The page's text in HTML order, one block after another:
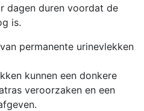
dagen duren voordat de
is.
permanente urinevlekken
kunnen een donkere
veroorzaken en een